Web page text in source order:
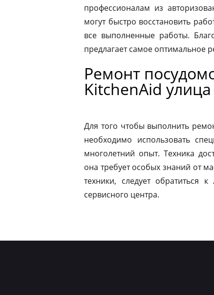
профессионалам из
могут быстро восстановить
все выполненные работы.
предлагает самое оптимальное
Ремонт
KitchenAid
Для того чтобы выполнить
необходимо использовать
многолетний опыт. Техника
она требует особых знаний от
техники, следует
сервисного центра.